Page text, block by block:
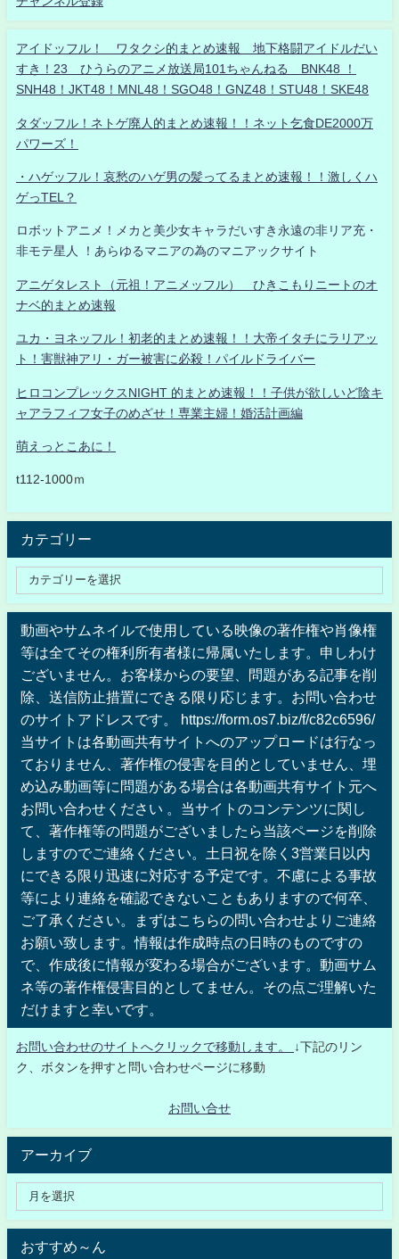
アイドッフル！ ワタクシ的まとめ速報 地下格闘アイドルだい
すき！23 ひうらのアニメ放送局101ちゃんねる BNK48 ！
SNH48！JKT48！MNL48！SGO48！GNZ48！STU48！SKE48
タダッフル！ネトゲ廃人的まとめ速報！！ネット乞食DE2000万
パワーズ！
・ハゲッフル！哀愁のハゲ男の髪ってるまとめ速報！！激しくハ
ゲっTEL？
ロボットアニメ！メカと美少女キャラだいすき永遠の非リア充・
非モテ星人 ！あらゆるマニアの為のマニアックサイト
アニゲタレスト（元祖！アニメッフル） ひきこもりニートのオ
ナベ的まとめ速報
ユカ・ヨネッフル！初老的まとめ速報！！大帝イタチにラリアッ
ト！害獣神アリ・ガー被害に必殺！パイルドライバー
ヒロコンプレックスNIGHT 的まとめ速報！！子供が欲しいど陰キ
ャアラフィフ女子のめざせ！専業主婦！婚活計画編
萌えっとこあに！
t112-1000ｍ
カテゴリー
動画やサムネイルで使用している映像の著作権や肖像権
等は全てその権利所有者様に帰属いたします。申しわけ
ございません。お客様からの要望、問題がある記事を削
除、送信防止措置にできる限り応じます。お問い合わせ
のサイトアドレスです。 https://form.os7.biz/f/c82c6596/
当サイトは各動画共有サイトへのアップロードは行なっ
ておりません、著作権の侵害を目的としていません、埋
め込み動画等に問題がある場合は各動画共有サイト元へ
お問い合わせください 。当サイトのコンテンツに関し
て、著作権等の問題がございましたら当該ページを削除
しますのでご連絡ください。土日祝を除く3営業日以内
にできる限り迅速に対応する予定です。不慮による事故
等により連絡を確認できないこともありますので何卒、
ご了承ください。まずはこちらの問い合わせよりご連絡
お願い致します。情報は作成時点の日時のものですの
で、作成後に情報が変わる場合がございます。動画サム
ネ等の著作権侵害目的としてません。その点ご理解いた
だけますと幸いです。
お問い合わせのサイトへクリックで移動します。
↓下記のリン
ク、ボタンを押すと問い合わせページに移動
お問い合せ
アーカイブ
おすすめ～ん